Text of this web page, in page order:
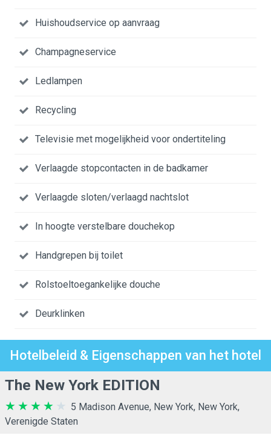
Huishoudservice op aanvraag
Champagneservice
Ledlampen
Recycling
Televisie met mogelijkheid voor ondertiteling
Verlaagde stopcontacten in de badkamer
Verlaagde sloten/verlaagd nachtslot
In hoogte verstelbare douchekop
Handgrepen bij toilet
Rolstoeltoegankelijke douche
Deurklinken
Hotelbeleid & Eigenschappen van het hotel
The New York EDITION
5 Madison Avenue, New York, New York,
Verenigde Staten